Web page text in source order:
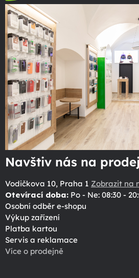
Navštiv nás na
Vodičkova 10, Praha 1 Zobrazit na
Otevírací doba: Po - Ne: 08:30 -
Osobní odběr e-shopu
Výkup zařízení
Platba kartou
Servis a reklamace
Více o prodejně